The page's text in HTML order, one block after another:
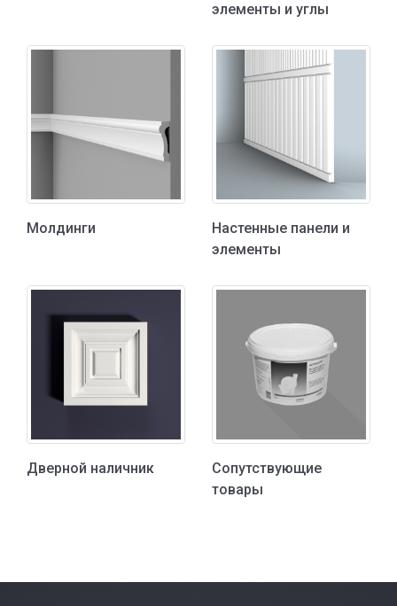
элементы и углы
Молдинги
Настенные панели и
элементы
Дверной наличник
Сопутствующие
товары